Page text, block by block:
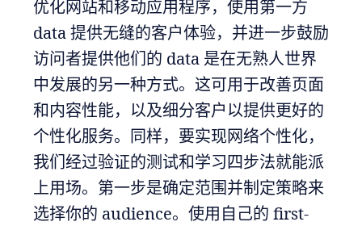
优化网站和移动应用程序，使用第一方
data 提供无缝的客户体验，并进一步鼓励
访问者提供他们的 data 是在无熟人世界
中发展的另一种方式。这可用于改善页面
和内容性能，以及细分客户以提供更好的
个性化服务。同样，要实现网络个性化，
我们经过验证的测试和学习四步法就能派
上用场。第一步是确定范围并制定策略来
选择你的 audience。使用自己的 first-